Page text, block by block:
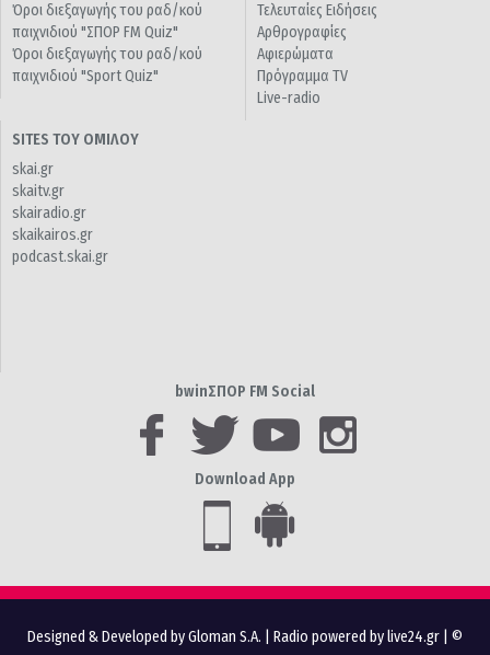
Όροι διεξαγωγής του ραδ/κού
παιχνιδιού "ΣΠΟΡ FM Quiz"
Όροι διεξαγωγής του ραδ/κού
παιχνιδιού "Sport Quiz"
Τελευταίες Ειδήσεις
Αρθρογραφίες
Αφιερώματα
Πρόγραμμα TV
Live-radio
SITES ΤΟΥ ΟΜΙΛΟΥ
skai.gr
skaitv.gr
skairadio.gr
skaikairos.gr
podcast.skai.gr
bwinΣΠΟΡ FM Social
Download App
Designed & Developed by Gloman S.A. Radio powered by live24.gr | ©